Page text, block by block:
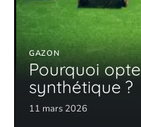
GAZON
Pourquoi
synthétique ?
11 mars 2026